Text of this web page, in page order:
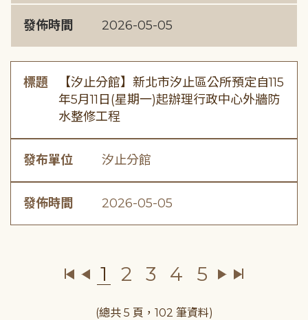
發佈時間 2026-05-05
標題
【汐止分館】新北市汐止區公所預定自115
年5月11日(星期一)起辦理行政中心外牆防
水整修工程
發布單位 汐止分館
發佈時間 2026-05-05
1 2 3 4 5
(總共 5 頁，102 筆資料)